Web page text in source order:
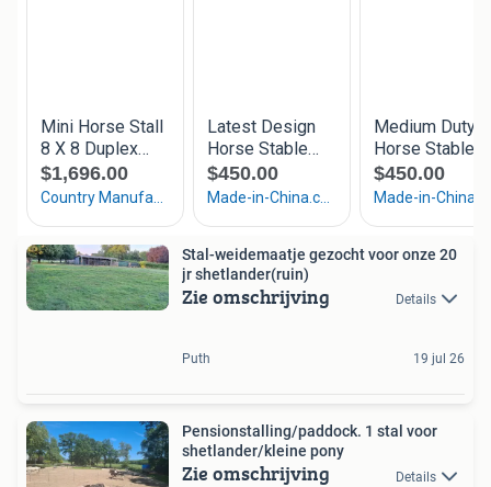
Stal-weidemaatje gezocht voor onze 20
jr shetlander(ruin)
Zie omschrijving Details
Puth 19 jul 26
Pensionstalling/paddock. 1 stal voor
shetlander/kleine pony
Zie omschrijving Details